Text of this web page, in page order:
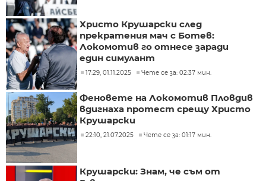
Христо Крушарски след
прекратения мач с Ботев:
Локомотив го отнесе заради
един симулант
17:29, 01.11.2025 Чете се за: 02:37 мин.
Феновете на Локомотив Пловдив
вдигнаха протест срещу Христо
Крушарски
22:10, 21.07.2025 Чете се за: 01:17 мин.
Крушарски: Знам, че съм от